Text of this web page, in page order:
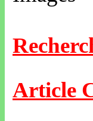
Article